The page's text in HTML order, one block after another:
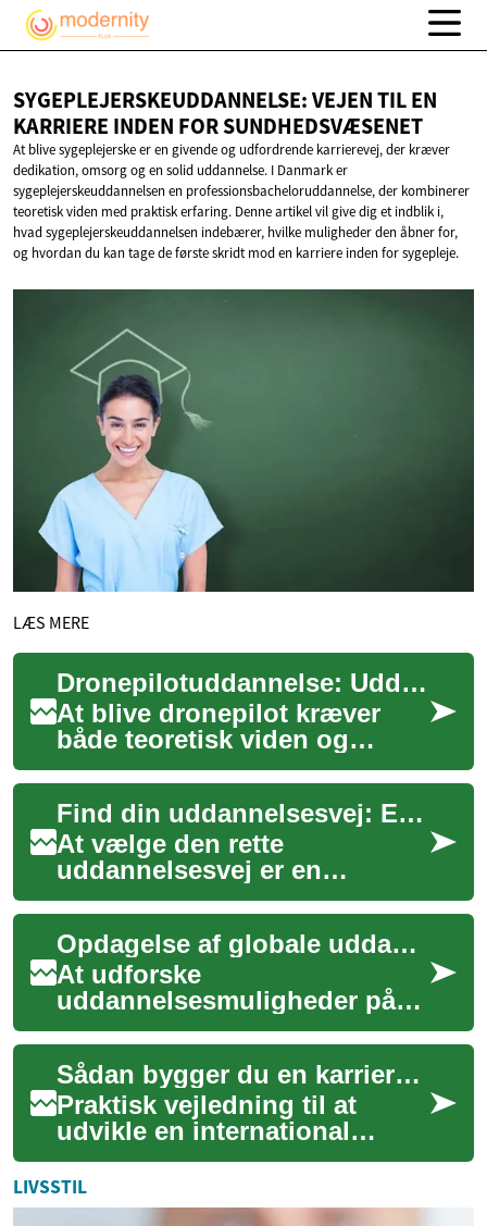
SYGEPLEJERSKEUDDANNELSE: VEJEN TIL EN
KARRIERE INDEN FOR SUNDHEDSVÆSENET
At blive sygeplejerske er en givende og udfordrende karrierevej, der kræver
dedikation, omsorg og en solid uddannelse. I Danmark er
sygeplejerskeuddannelsen en professionsbacheloruddannelse, der kombinerer
teoretisk viden med praktisk erfaring. Denne artikel vil give dig et indblik i,
hvad sygeplejerskeuddannelsen indebærer, hvilke muligheder den åbner for,
og hvordan du kan tage de første skridt mod en karriere inden for sygepleje.
LÆS MERE
Dronepilotuddannelse: Uddannelse, certificering og praktisk træning
At blive dronepilot kræver
både teoretisk viden og
praktisk erfaring for at flyve
sikkert og lovligt. Denne
artikel b...
Find din uddannelsesvej: En guide til studievalg
At vælge den rette
uddannelsesvej er en
afgørende beslutning, der
kan forme fremtiden. Det
handler ikke kun om at fin...Opdagelse af globale uddannelsesmuligheder
At udforske
uddannelsesmuligheder på
tværs af landegrænser åbner
en verden af potentiale for
studerende. Uanset om ma...Sådan bygger du en karriere i tømrerfaget globalt
Praktisk vejledning til at
udvikle en international
karriere i tømrerfaget. Fokus
er på relevante færdigheder,
uddann...
LIVSSTIL